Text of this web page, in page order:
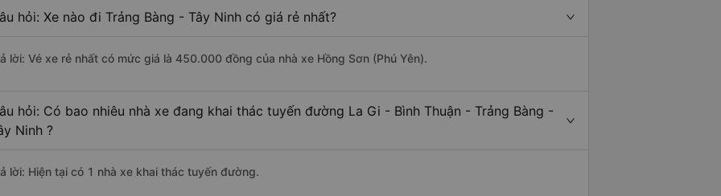
hỏi: Xe nào đi Trảng Bàng - Tây Ninh có giá rẻ nhất?
lời: Vé xe rẻ nhất có mức giá là 450.000 đồng của nhà xe Hồng Sơn (Phú Yên).
hỏi: Có bao nhiêu nhà xe đang khai thác tuyến đường La Gi - Bình Thuận - Trảng Bàng -
Ninh ?
lời: Hiện tại có 1 nhà xe khai thác tuyến đường.